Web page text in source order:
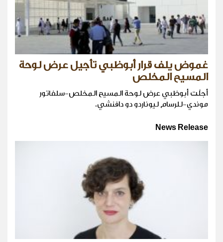
غموض يلف قرار أبوظبي تأجيل عرض لوحة
المسيح المخلص
أجلّت أبوظبي عرض لوحة المسيح المخلص-سلفاتور
موندي-للرسام ليوناردو دو دافنشي.
News Release